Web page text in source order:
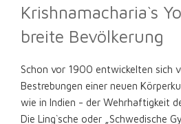
Krishnamacharia`s
breite Bevölkerung
Schon vor 1900 entwickelten sich
Bestrebungen einer neuen
wie in Indien - der Wehrhaftigkeit
Die Ling`sche oder „Schwedische